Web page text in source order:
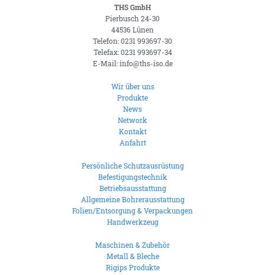
THS GmbH
Pierbusch 24-30
44536 Lünen
Telefon: 0231 993697-30
Telefax: 0231 993697-34
E-Mail: info@ths-iso.de
Wir über uns
Produkte
News
Network
Kontakt
Anfahrt
Persönliche Schutzausrüstung
Befestigungstechnik
Betriebsausstattung
Allgemeine Bohrerausstattung
Folien/Entsorgung & Verpackungen
Handwerkzeug
Maschinen & Zubehör
Metall & Bleche
Rigips Produkte